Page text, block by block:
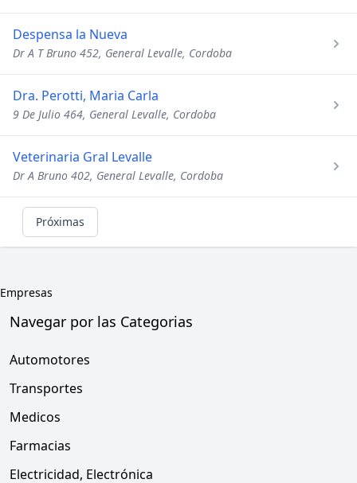
Despensa la Nueva
Dr A T Bruno 452, General Levalle, Cordoba
Dra. Perotti, Maria Carla
9 De Julio 464, General Levalle, Cordoba
Veterinaria Gral Levalle
Dr A Bruno 402, General Levalle, Cordoba
Próximas
Empresas
Navegar por las Categorias
Automotores
Transportes
Medicos
Farmacias
Electricidad, Electrónica